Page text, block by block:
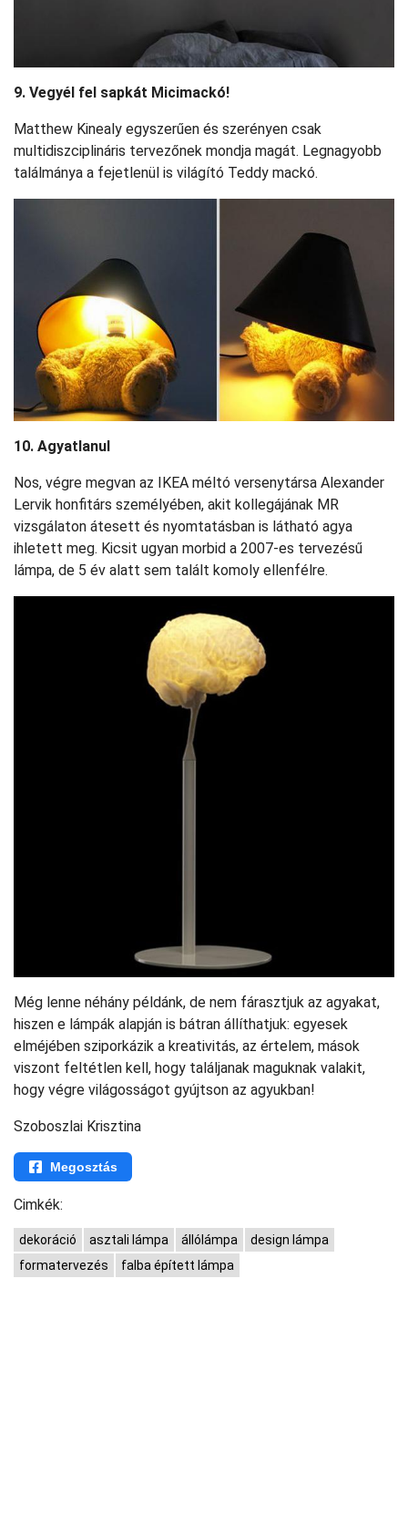
9. Vegyél fel sapkát Micimackó!
Matthew Kinealy egyszerűen és szerényen csak
multidiszciplináris tervezőnek mondja magát. Legnagyobb
találmánya a fejetlenül is világító Teddy mackó.
10. Agyatlanul
Nos, végre megvan az IKEA méltó versenytársa Alexander
Lervik honfitárs személyében, akit kollegájának MR
vizsgálaton átesett és nyomtatásban is látható agya
ihletett meg. Kicsit ugyan morbid a 2007-es tervezésű
lámpa, de 5 év alatt sem talált komoly ellenfélre.
Még lenne néhány példánk, de nem fárasztjuk az agyakat,
hiszen e lámpák alapján is bátran állíthatjuk: egyesek
elméjében sziporkázik a kreativitás, az értelem, mások
viszont feltétlen kell, hogy találjanak maguknak valakit,
hogy végre világosságot gyújtson az agyukban!
Szoboszlai Krisztina
Megosztás
Cimkék:
dekoráció asztali lámpa állólámpa
design lámpa
formatervezés
falba épített lámpa